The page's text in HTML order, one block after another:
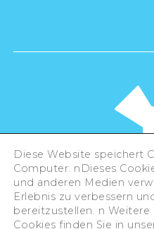
©Hiroshima
Hiroshima
All
Diese Website speichert
Computer. nDieses
und anderen Medien
Erlebnis zu verbessern
bereitzustellen. n
Cookies finden Sie in